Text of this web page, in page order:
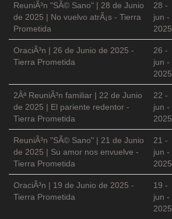
ReuniÃ³n "SÃ© Sano" | 28 de Junio
de 2025 | No vuelvo atrÃ¡s - Tierra
Prometida
28 -
jun -
2025
OraciÃ³n | 26 de Junio de 2025 -
Tierra Prometida
26 -
jun -
2025
2Âª ReuniÃ³n familiar | 22 de Junio
de 2025 | El pariente redentor -
Tierra Prometida
22 -
jun -
2025
ReuniÃ³n "SÃ© Sano" | 21 de Junio
de 2025 | Su amor nos envuelve -
Tierra Prometida
21 -
jun -
2025
OraciÃ³n | 19 de Junio de 2025 -
Tierra Prometida
19 -
jun -
2025